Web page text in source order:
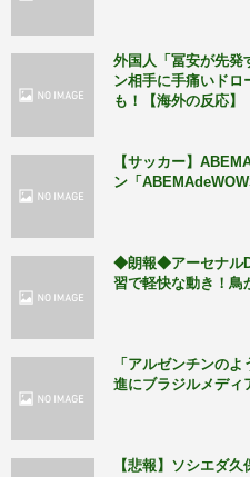
外国人「冨安が先発
ン相手に手痛いドロ
も！【海外の反応】
【サッカー】
ン「
◆朗報◆アーセナル
習で軽快な動き！鳥
「アルゼンチンの
進にブラジルメディ
【悲報】ソシエダ